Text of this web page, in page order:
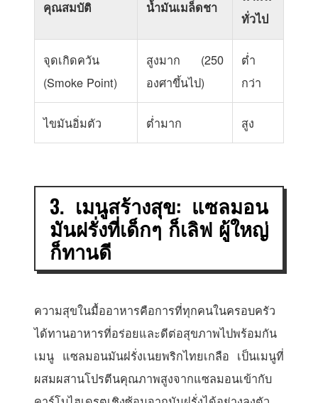
คุณสมบัติ น้ำมันเมล็ดชา
ทั่วไป
จุดเกิดควัน
(Smoke Point)
สูงมาก (250
องศาขึ้นไป)
ต่ำ
กว่า
ไขมันอิ่มตัว ต่ำมาก สูง
3. เมนูสร้างสุข: แซลมอน
มันฝรั่งที่เด็กๆ ก็เลิฟ ผู้ใหญ่
ก็ทานดี
ความสุขในมื้ออาหารคือการที่ทุกคนในครอบครัว
ได้ทานอาหารที่อร่อยและดีต่อสุขภาพไปพร้อมกัน
เมนู แซลมอนมันฝรั่งเนยพริกไทยเกลือ เป็นเมนูที่
ผสมผสานโปรตีนคุณภาพสูงจากแซลมอนเข้ากับ